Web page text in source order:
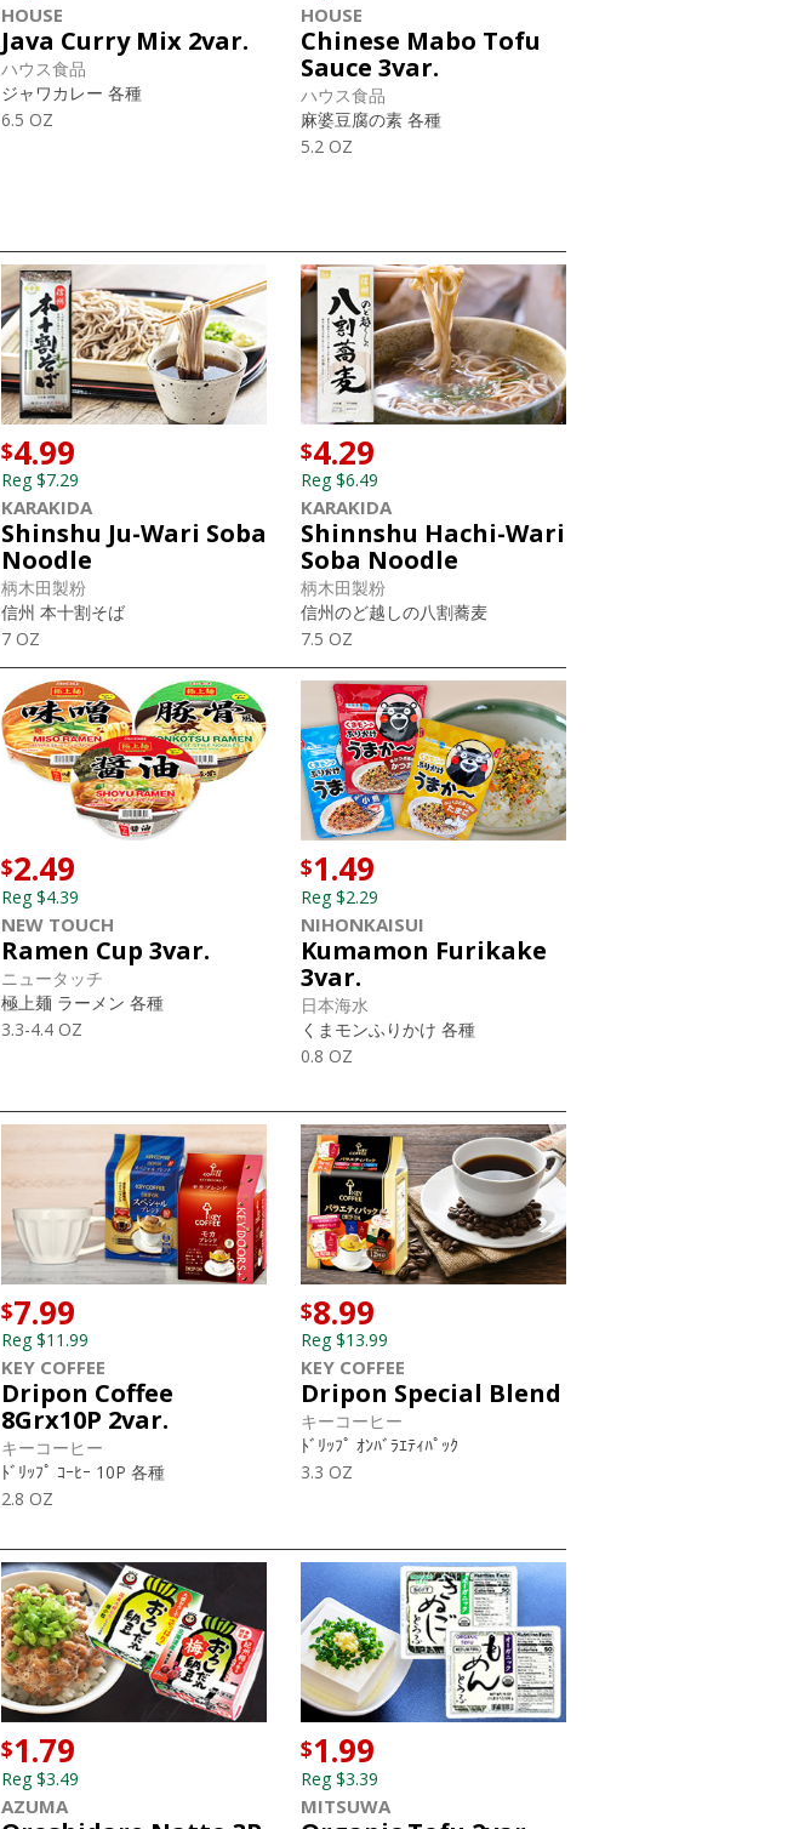
HOUSE
Java Curry Mix 2var.
ハウス食品
ジャワカレー 各種
6.5 OZ
HOUSE
Chinese Mabo Tofu
Sauce 3var.
ハウス食品
麻婆豆腐の素 各種
5.2 OZ
$4.99
Reg $7.29
KARAKIDA
Shinshu Ju-Wari Soba
Noodle
柄木田製粉
信州 本十割そば
7 OZ
$4.29
Reg $6.49
KARAKIDA
Shinnshu Hachi-Wari
Soba Noodle
柄木田製粉
信州のど越しの八割蕎麦
7.5 OZ
$2.49
Reg $4.39
NEW TOUCH
Ramen Cup 3var.
ニュータッチ
極上麺 ラーメン 各種
3.3-4.4 OZ
$1.49
Reg $2.29
NIHONKAISUI
Kumamon Furikake
3var.
日本海水
くまモンふりかけ 各種
0.8 OZ
$7.99
Reg $11.99
KEY COFFEE
Dripon Coffee
8Grx10P 2var.
キーコーヒー
ﾄﾞﾘｯﾌﾟ ｺｰﾋｰ 10P 各種
2.8 OZ
$8.99
Reg $13.99
KEY COFFEE
Dripon Special Blend
キーコーヒー
ﾄﾞﾘｯﾌﾟ ｵﾝﾊﾞﾗｴﾃｨﾊﾟｯｸ
3.3 OZ
$1.79
Reg $3.49
AZUMA
$1.99
Reg $3.39
MITSUWA